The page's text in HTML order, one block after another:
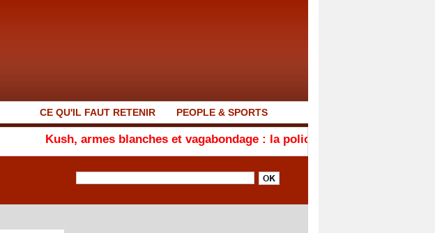
CE QU'IL FAUT RETENIR PEOPLE & SPORTS
armes blanches et vagabondage : la police démantèle un foyer d'insécurité